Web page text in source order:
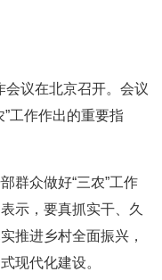
会议在北京召开。会议
工作作出的重要指
群众做好“三农”工作
示，要真抓实干、久
推进乡村全面振兴，
现代化建设。